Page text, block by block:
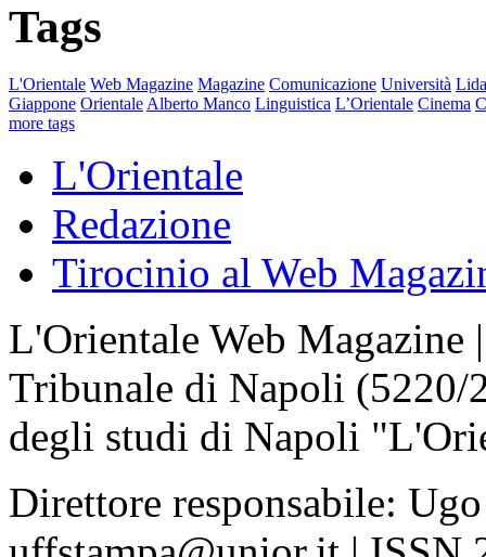
Tags
L'Orientale Web Magazine Magazine Comunicazione Università
Giappone Orientale Alberto Manco Linguistica L’Orientale Cinema
more tags
L'Orientale
Redazione
Tirocinio al Web
L'Orientale Web Magazine
Tribunale di Napoli
degli studi di Napoli
Direttore responsabile: